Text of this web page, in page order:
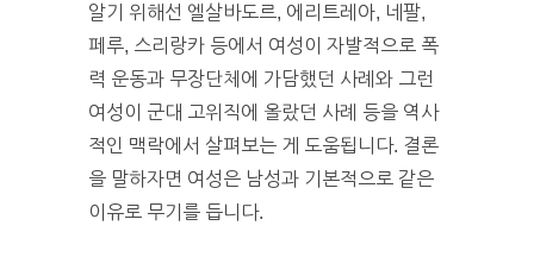
알기 위해선 엘살바도르, 에리트레아, 네팔,
페루, 스리랑카 등에서 여성이 자발적으로 폭
력 운동과 무장단체에 가담했던 사례와 그런
여성이 군대 고위직에 올랐던 사례 등을 역사
적인 맥락에서 살펴보는 게 도움됩니다. 결론
을 말하자면 여성은 남성과 기본적으로 같은
이유로 무기를 듭니다.